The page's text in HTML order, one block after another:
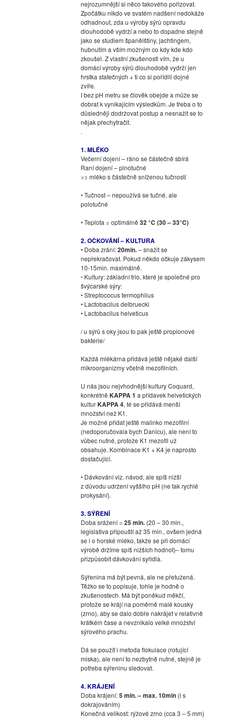
nejrozumnější si něco takového pořizovat.
Zpočátku nikdo ve svatém nadšení nedokáže
odhadnout, zda u výroby sýrů opravdu
dlouhodobě vydrží a nebo to dopadne stejně
jako se studiem španělštiny, jachtingem,
hubnutím a vším možným co kdy kde kdo
zkoušel. Z vlastní zkušenosti vím, že u
domácí výroby sýrů dlouhodobě vydrží jen
hrstka statečných + ti co si pořídili dojné
zvíře.
I bez pH metru se člověk obejde a může se
dobrat k vynikajícím výsledkům. Je třeba o to
důsledněji dodržovat postup a nesnažit se to
nějak přechytračit.
.
1. MLÉKO
Večerní dojení – ráno se částečně sbírá
Raní dojení – plnotučné
=> mléko s částečně sníženou tučností
• Tučnost – nepoužívá se tučné, ale
polotučné
• Teplota = optimálně 32 °C (30 – 33°C)
2. OČKOVÁNÍ – KULTURA
• Doba zrání:20min.– snažit se
nepřekračovat. Pokud někdo očkuje zákysem
10-15min. maximálně.
◦ Kultury: základní trio, které je společné pro
švýcarské sýry:
• Streptococus termophilus
• Lactobacilus delbruecki
• Lactobacilus helveticus
/ u sýrů s oky jsou to pak ještě propionové
bakterie/
Každá mlékárna přidává ještě nějaké další
mikroorganizmy včetně mezofilních.
U nás jsou nejvhodnější kultury Coquard,
konkrétně KAPPA 1 a přídavek helvetických
kulturKAPPA 4, té se přidává menší
množství než K1.
Je možné přidat ještě malinko mezofilní
(nedoporučovala bych Danicu), ale není to
vůbec nutné, protože K1 mezofil už
obsahuje. Kombinace K1 + K4 je naprosto
dostačující.
• Dávkování viz. návod, ale spíš nižší
z důvodu udržení vyššího pH (ne tak rychlé
prokysání).
3. SÝŘENÍ
Doba srážení =25 min. (20 – 30 min.,
legislativa připouští až 35 min., ovšem jedná
se i o horské mléko, takže se při domácí
výrobě držíme spíš nižších hodnot)– tomu
přizpůsobit dávkování syřidla.
Sýřenina má být pevná, ale ne přetužená.
Těžko se to popisuje, tohle je hodně o
zkušenostech. Má být poněkud měkčí,
protože se krájí na poměrně malé kousky
(zrno), aby se dalo dobře nakrájet v relativně
krátkém čase a nevznikalo velké množství
sýrového prachu.
Dá se použít i metoda flokulace (rotující
miska), ale není to nezbytně nutné, stejně je
potřeba sýřeninu sledovat.
4. KRÁJENÍ
Doba krájení:5 min. – max. 10min (i s
dokrajováním)
Konečná velikost: rýžové zrno (cca 3 – 5 mm)